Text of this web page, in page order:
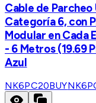
Cable de Parcheo
Categoría 6, con
Modular en Cada
- 6 Metros (19.69
Azul
NK6PC20BUY